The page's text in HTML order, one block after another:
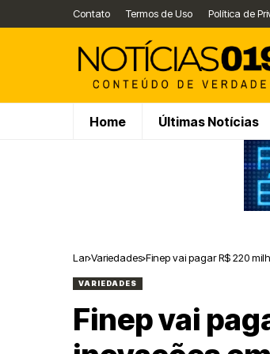
Contato Termos de Uso Política de
Home Últimas Notícias
Lar Variedades Finep vai pagar R$ 220
VARIEDADES
Finep vai